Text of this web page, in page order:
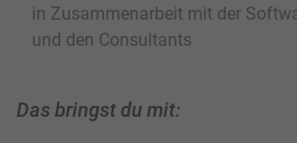
in Zusammenarbeit mit der
und den Consultants
Das bringst du mit: